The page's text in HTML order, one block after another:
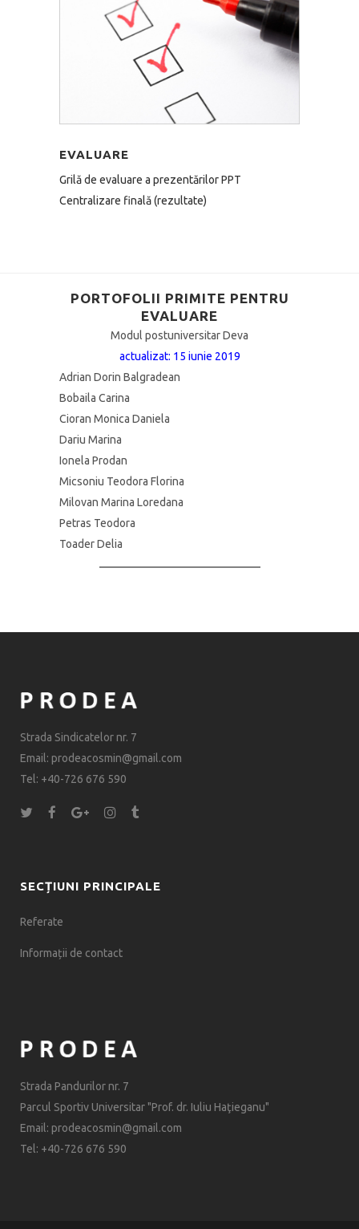
EVALUARE
Grilă de evaluare a prezentărilor PPT
Centralizare finală (rezultate)
PORTOFOLII PRIMITE PENTRU
EVALUARE
Modul postuniversitar Deva
actualizat: 15 iunie 2019
Adrian Dorin Balgradean
Bobaila Carina
Cioran Monica Daniela
Dariu Marina
Ionela Prodan
Micsoniu Teodora Florina
Milovan Marina Loredana
Petras Teodora
Toader Delia
Strada Sindicatelor nr. 7
Email: prodeacosmin@gmail.com
Tel: +40-726 676 590
SECȚIUNI PRINCIPALE
Referate
Informații de contact
Strada Pandurilor nr. 7
Parcul Sportiv Universitar "Prof. dr. Iuliu Haţieganu"
Email: prodeacosmin@gmail.com
Tel: +40-726 676 590